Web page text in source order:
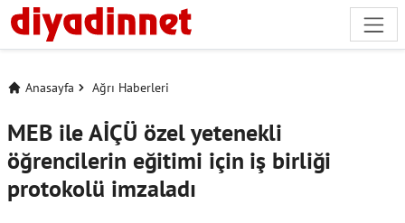
Anasayfa Ağrı Haberleri
MEB ile AİÇÜ özel yetenekli
öğrencilerin eğitimi için iş birliği
protokolü imzaladı